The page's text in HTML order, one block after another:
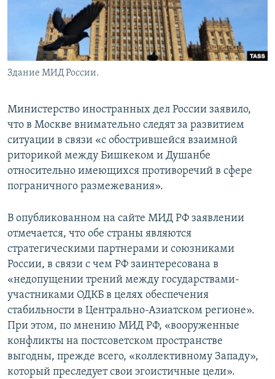
Здание МИД России.
Министерство иностранных дел России заявило,
что в Москве внимательно следят за развитием
ситуации в связи «с обострившейся взаимной
риторикой между Бишкеком и Душанбе
относительно имеющихся противоречий в сфере
пограничного размежевания».
В опубликованном на сайте МИД РФ заявлении
отмечается, что обе страны являются
стратегическими партнерами и союзниками
России, в связи с чем РФ заинтересована в
«недопущении трений между государствами-
участниками ОДКБ в целях обеспечения
стабильности в Центрально-Азиатском регионе».
При этом, по мнению МИД РФ, «вооруженные
конфликты на постсоветском пространстве
выгодны, прежде всего, «коллективному Западу»,
который преследует свои эгоистичные цели».